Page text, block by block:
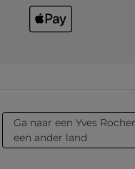
Ga naar een Yves
een ander land